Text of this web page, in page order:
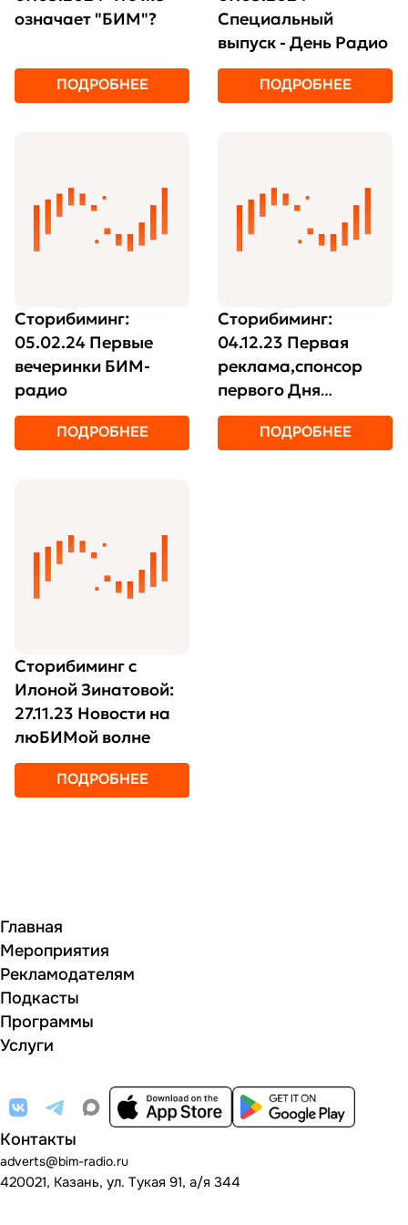
означает "БИМ"?
ПОДРОБНЕЕ
Специальный
выпуск - День Радио
ПОДРОБНЕЕ
Сторибиминг:
05.02.24 Первые
вечеринки БИМ-
радио
ПОДРОБНЕЕ
Сторибиминг:
04.12.23 Первая
реклама,спонсор
первого Дня
Рождения и
различные
ПОДРОБНЕЕ
Сторибиминг с
Илоной Зинатовой:
27.11.23 Новости на
люБИМой волне
ПОДРОБНЕЕ
Главная
Мероприятия
Рекламодателям
Подкасты
Программы
Услуги
Контакты
adverts@bim-radio.ru
420021, Казань, ул. Тукая 91, а/я 344